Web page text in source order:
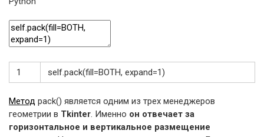
1 self.pack(fill=BOTH, expand=1)
Метод pack() является одним из трех менеджеров
геометрии в Tkinter. Именно он отвечает за
горизонтальное и вертикальное размещение